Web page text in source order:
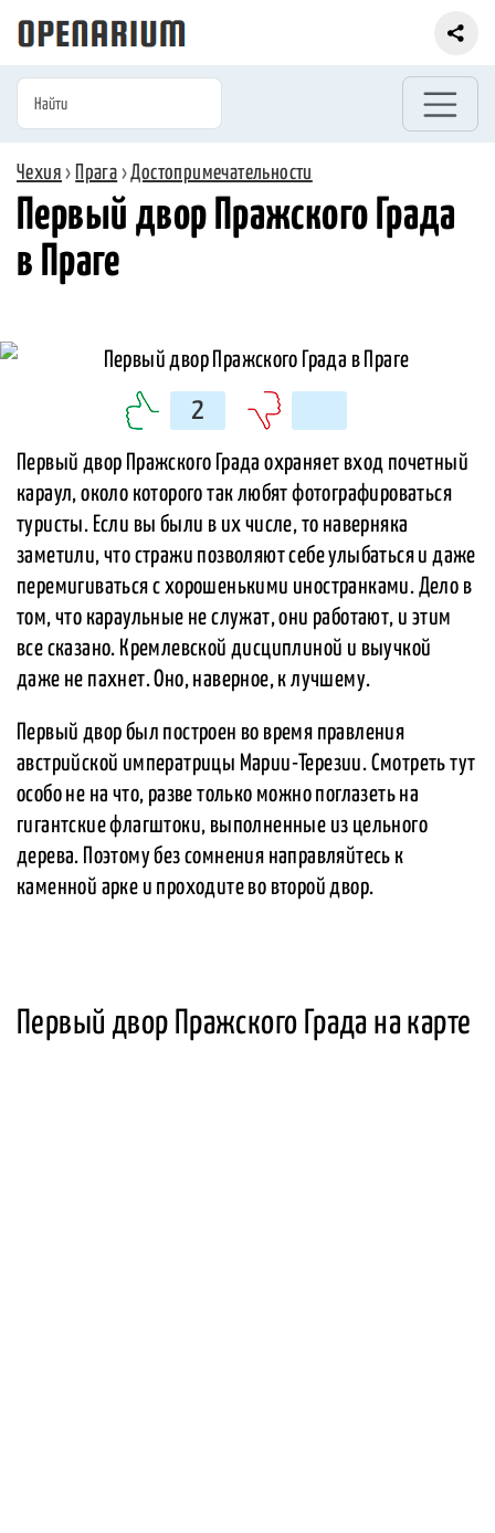
Чехия › Прага ›Достопримечательности
Первый двор Пражского Града
в Праге
2
Первый двор Пражского Града охраняет вход почетный
караул, около которого так любят фотографироваться
туристы. Если вы были в их числе, то наверняка
заметили, что стражи позволяют себе улыбаться и даже
перемигиваться с хорошенькими иностранками. Дело в
том, что караульные не служат, они работают, и этим
все сказано. Кремлевской дисциплиной и выучкой
даже не пахнет. Оно, наверное, к лучшему.
Первый двор был построен во время правления
австрийской императрицы Марии-Терезии. Смотреть тут
особо не на что, разве только можно поглазеть на
гигантские флагштоки, выполненные из цельного
дерева. Поэтому без сомнения направляйтесь к
каменной арке и проходите во второй двор.
Первый двор Пражского Града на карте